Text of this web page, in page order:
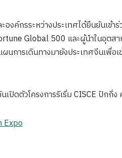
ค์กรระหว่างประเทศได้ยืนยันเข้า
Global 500 และผู้นำในอุตส
รเดินทางมายังประเทศจีนเพื่อเ
ปิดตัวโครงการริเริ่ม CISCE ปักกิ่ง
Expo